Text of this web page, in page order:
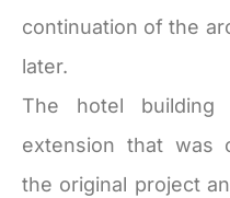
continuation of the
later.
The hotel
extension that was
the original project